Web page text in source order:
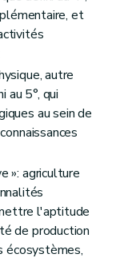
et
autre
au 5°, qui
au sein de
»: agriculture
l'aptitude
de production
écosystèmes,